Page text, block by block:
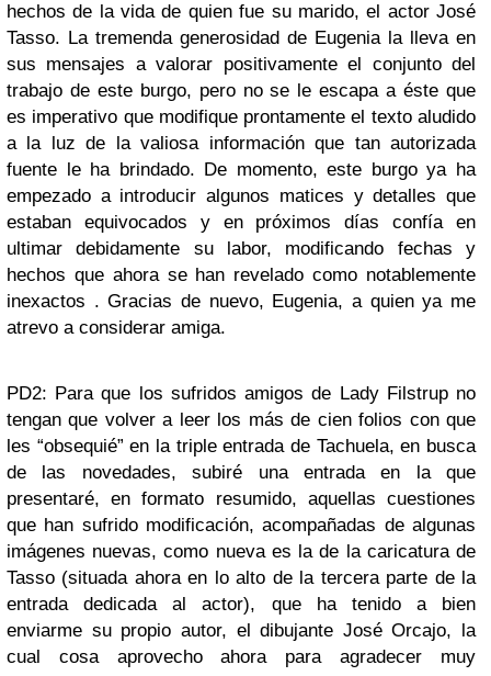
hechos de la vida de quien fue su marido, el actor José
Tasso. La tremenda generosidad de Eugenia la lleva en
sus mensajes a valorar positivamente el conjunto del
trabajo de este burgo, pero no se le escapa a éste que
es imperativo que modifique prontamente el texto aludido
a la luz de la valiosa información que tan autorizada
fuente le ha brindado. De momento, este burgo ya ha
empezado a introducir algunos matices y detalles que
estaban equivocados y en próximos días confía en
ultimar debidamente su labor, modificando fechas y
hechos que ahora se han revelado como notablemente
inexactos . Gracias de nuevo, Eugenia, a quien ya me
atrevo a considerar amiga.
PD2: Para que los sufridos amigos de Lady Filstrup no
tengan que volver a leer los más de cien folios con que
les “obsequié” en la triple entrada de Tachuela, en busca
de las novedades, subiré una entrada en la que
presentaré, en formato resumido, aquellas cuestiones
que han sufrido modificación, acompañadas de algunas
imágenes nuevas, como nueva es la de la caricatura de
Tasso (situada ahora en lo alto de la tercera parte de la
entrada dedicada al actor), que ha tenido a bien
enviarme su propio autor, el dibujante José Orcajo, la
cual cosa aprovecho ahora para agradecer muy